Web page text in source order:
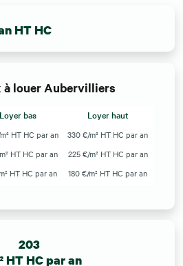
HT HC
à louer Aubervilliers
Loyer bas Loyer haut
HT HC par an
330 €/m² HT HC par an
HT HC par an
225 €/m² HT HC par an
HT HC par an 180 €/m² HT HC par an
203
HT HC par an